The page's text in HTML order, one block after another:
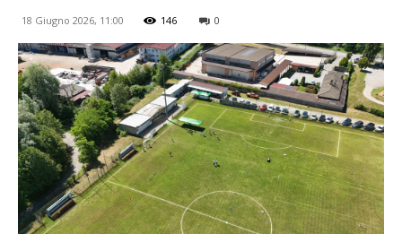
18 Giugno 2026, 11:00 146 0